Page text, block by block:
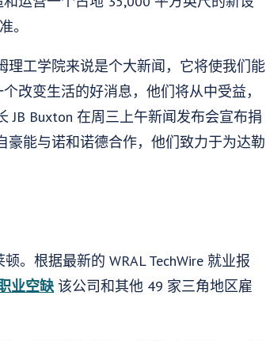
。
理工学院来说是个大新闻，它将使我们能
改变生活的好消息，他们将从中受益，
JB Buxton 在周三上午新闻发布会宣布捐
豪能与诺和诺德合作，他们致力于为达勒
。根据最新的 WRAL TechWire 就业报
业空缺该公司和其他 49 家三角地区雇